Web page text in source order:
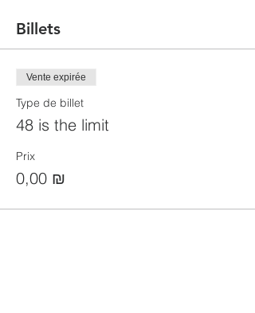
Billets
Vente expirée
Type de billet
48 is the limit
Prix
0,00 ₪